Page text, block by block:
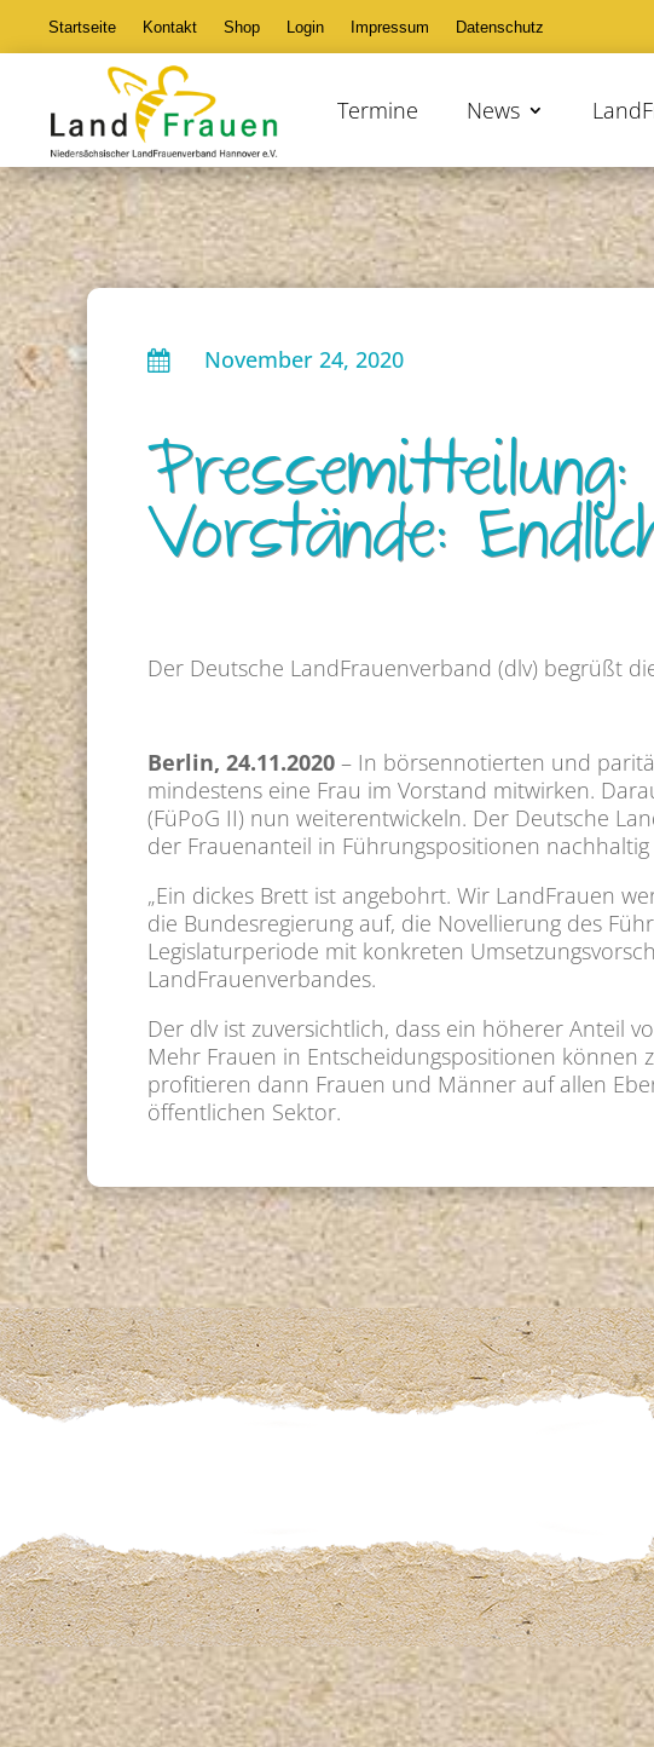
Startseite Kontakt Shop Login Impressum Datenschutz
Termine News
 November 24, 2020
Vorstände:
Der Deutsche LandFrauenverband (dlv) begrüßt
Berlin, 24.11.2020 – In börsennotierten und
mindestens eine Frau im Vorstand mitwirken.
(FüPoG II) nun weiterentwickeln. Der Deutsche
der Frauenanteil in Führungspositionen
„Ein dickes Brett ist angebohrt. Wir LandFrauen
die Bundesregierung auf, die Novellierung des
Legislaturperiode mit konkreten
LandFrauenverbandes.
Der dlv ist zuversichtlich, dass ein höherer Anteil
Mehr Frauen in Entscheidungspositionen können
profitieren dann Frauen und Männer auf allen
öffentlichen Sektor.